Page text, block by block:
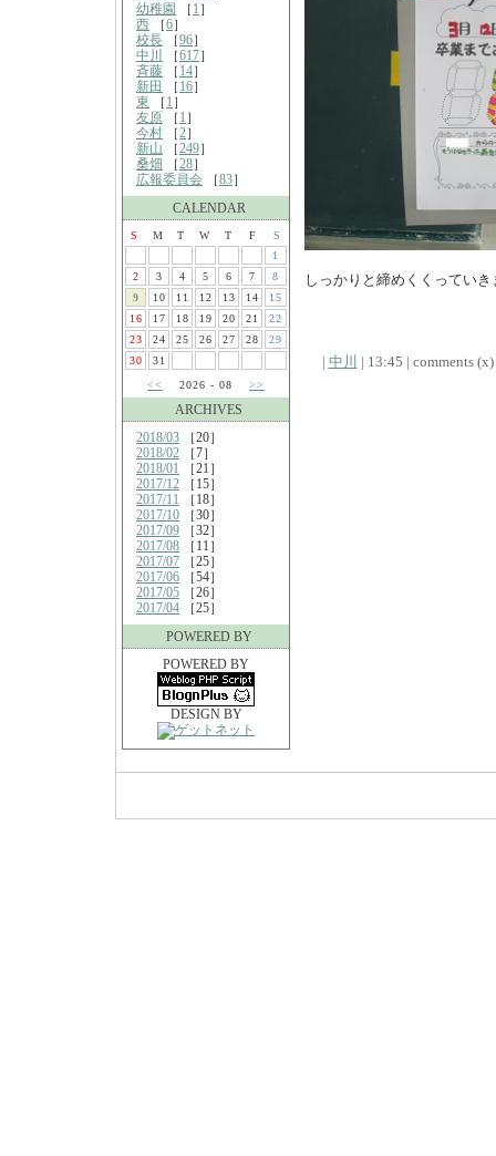
幼稚園
［ 1 ］
西 ［6］
校長 ［96］
中川
［617］
斉藤 ［ 14］
新田
［ 16］
東 ［ 1 ］
友原 ［ 1 ］
今村 ［2］
新山 ［249］
桑畑
［28］
広報委員会 ［83］
CALENDAR
S M T W T F
S
1
2
3 4 5 6 7
8
9
10 11 12 13 14
15
16
17 18 19 20 21
22
23
24 25 26 27 28
29
30
31
<<
2026 - 08 >>
ARCHIVES
2018/03 ［20］
2018/02 ［7］
2018/01 ［21］
2017/12 ［15］
2017/11 ［18］
2017/10 ［30］
2017/09 ［32］
2017/08 ［11］
2017/07 ［25］
2017/06 ［54］
2017/05 ［26］
2017/04 ［25］
POWERED BY
POWERED BY
DESIGN BY
しっかりと締めくくっていき
| 中川 | 13:45 | comments